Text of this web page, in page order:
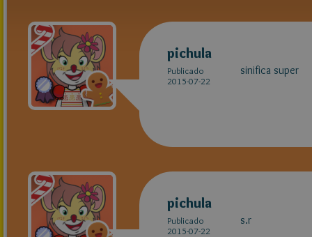
pichula
Publicado
2015-07-22
sinifica super
pichula
Publicado
2015-07-22
s.r